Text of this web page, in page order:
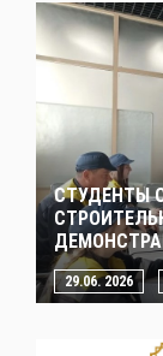
СТУДЕНТЫ
29.06. 2026